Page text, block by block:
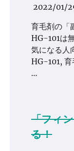
2022/01/
育毛剤の「
HG-101は
気になる
HG-101,
…
「フィ
る！